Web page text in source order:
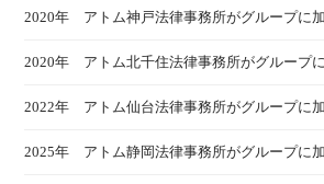
2020年 アトム神戸法律事務所がグループに
2020年 アトム北千住法律事務所がグループ
2022年 アトム仙台法律事務所がグループに
2025年 アトム静岡法律事務所がグループに